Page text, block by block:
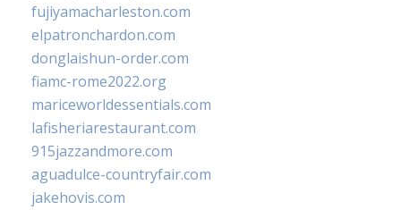
fujiyamacharleston.com
elpatronchardon.com
donglaishun-order.com
fiamc-rome2022.org
mariceworldessentials.com
lafisheriarestaurant.com
915jazzandmore.com
aguadulce-countryfair.com
jakehovis.com